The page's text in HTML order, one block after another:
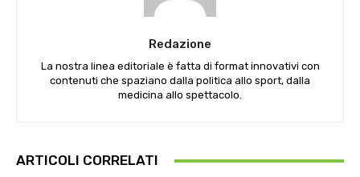
Redazione
La nostra linea editoriale è fatta di format innovativi con
contenuti che spaziano dalla politica allo sport, dalla
medicina allo spettacolo.
ARTICOLI CORRELATI